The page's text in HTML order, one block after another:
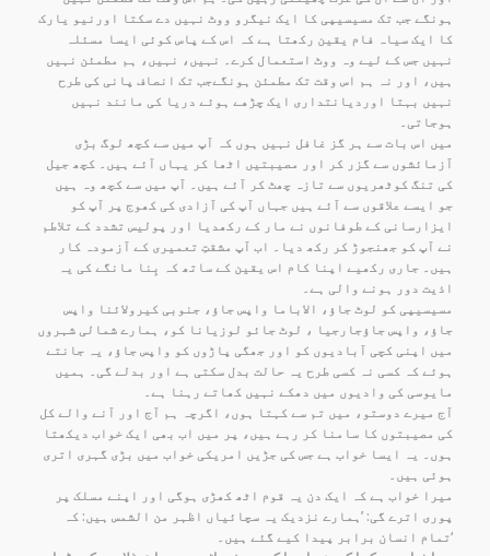
ہونگے جب تک مسیسیپی کا ایک نیگرو ووٹ نہیں دے سکتا اورنیو یارک
کا ایک سیاہ فام یقین رکھتا ہے کہ اس کے پاس کوئی ایسا مسئلہ
نہیں جس کے لیے وہ ووٹ استعمال کرے۔ نہیں، نہیں، ہم مطمئن نہیں
ہیں، اور نہ ہم اس وقت تک مطمئن ہونگےجب تک انصاف پانی کی طرح
نہیں بہتا اوردیانتداری ایک چڑھے ہوئے دریا کی مانند نہیں
ہوجاتی۔
میں اس بات سے ہر گز غافل نہیں ہوں کہ آپ میں سے کچھ لوگ بڑی
آزمائشوں سے گزر کر اور مصیبتیں اٹھا کر یہاں آئے ہیں۔ کچھ جیل
کی تنگ کوٹھریوں سے تازہ چھٹ کر آئے ہیں۔ آپ میں سے کچھ وہ ہیں
جو ایسے علاقوں سے آئے ہیں جہاں آپ کی آزادی کی کھوج پر آپ کو
ایزارسانی کے طوفانوں نے مار کے رکھدیا اور پولیس تشدد کے تلاطم
نے آپ کو جھنجوڑ کر رکھ دیا۔ اب آپ مشقتِ تعمیری کے آزمودہ کار
ہیں۔ جاری رکھیے اپنا کام اس یقین کے ساتھ کہ بِنا مانگے کی یہ
اذیت دور ہونے والی ہے۔
مسیسیپی کو لوٹ جاؤ، الاباما واپس جاؤ، جنوبی کیرولائنا واپس
جاؤ، واپس جاؤجارجیا ، لوٹ جائو لوزیانا کو، ہمارے شمالی شہروں
میں اپنی کچی آبادیوں کو اور جھگی پاڑوں کو واپس جاؤ، یہ جانتے
ہوئے کہ کسی نہ کسی طرح یہ حالت بدل سکتی ہے اور بدلے گی۔ ہمیں
مایوسی کی وادیوں میں دھکے نہیں کھاتے رہنا ہے۔
آج میرے دوستو، میں تم سے کہتا ہوں، اگرچہ ہم آج اور آنے والے کل
کی مصیبتوں کا سامنا کر رہے ہیں، پر میں اب بھی ایک خواب دیکھتا
ہوں۔ یہ ایسا خواب ہے جس کی جڑیں امریکی خواب میں بڑی گہری اتری
ہوئی ہیں۔
میرا خواب ہے کہ ایک دن یہ قوم اٹھ کھڑی ہوگی اور اپنے مسلک پر
پوری اترے گی: ’ہمارے نزدیک یہ سچائیاں اظہر من الشمس ہیں: کہ
تمام انسان برابر پیدا کیے گئے ہیں۔‘